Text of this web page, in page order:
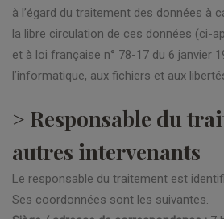
à l’égard du traitement des données à
la libre circulation de ces données (ci-
et à loi française n° 78-17 du 6 janvier
l’informatique, aux fichiers et aux
> Responsable du
autres intervenants
Le responsable du traitement est
Ses coordonnées sont les suivantes.